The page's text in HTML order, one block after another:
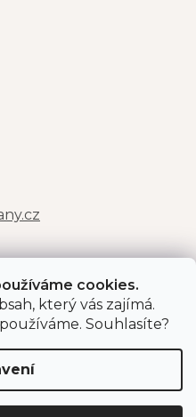
cookies.
který vás zajímá.
Souhlasíte?